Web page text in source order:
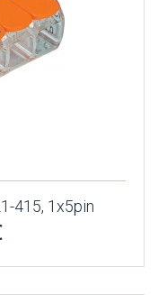
415, 1x5pin